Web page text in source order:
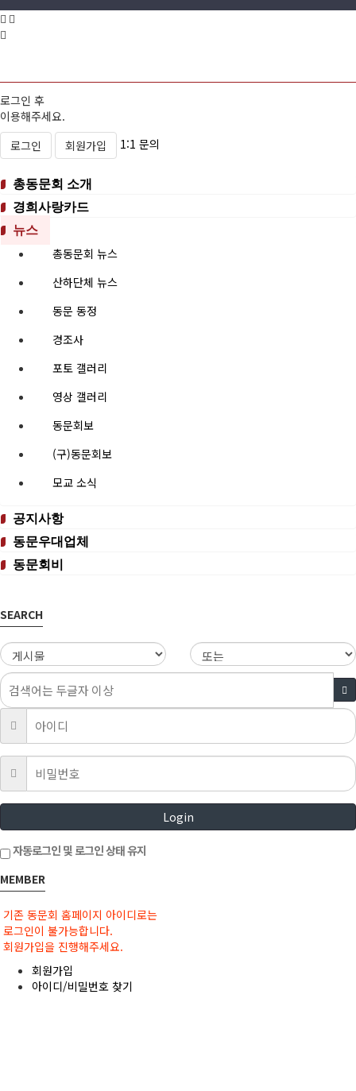
로그인 후
이용해주세요.
로그인
회원가입 1:1 문의
총동문회 소개
경희사랑카드
뉴스
총동문회 뉴스
산하단체 뉴스
동문 동정
경조사
포토 갤러리
영상 갤러리
동문회보
(구)동문회보
모교 소식
공지사항
동문우대업체
동문회비
SEARCH
Login
자동로그인 및 로그인 상태 유지
MEMBER
기존 동문회 홈페이지 아이디로는
로그인이 불가능합니다.
회원가입을 진행해주세요.
회원가입
아이디/비밀번호 찾기